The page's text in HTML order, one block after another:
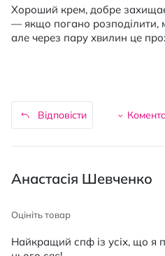
Хороший крем, добре
— якщо погано розподілити,
але через пару хвилин це
Відповісти
Анастасія Шевченко
Оцініть товар
Найкращий спф із усіх, що я